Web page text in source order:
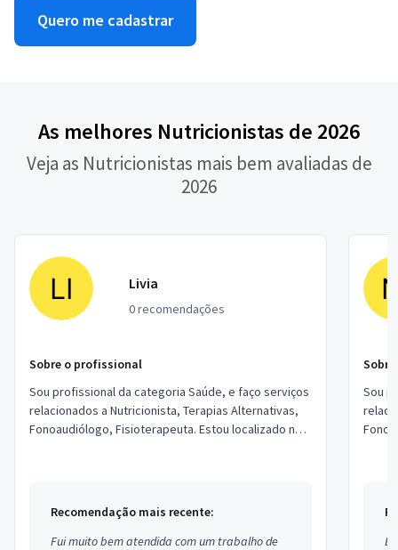
Quero me cadastrar
As melhores Nutricionistas de 2026
Veja as Nutricionistas mais bem avaliadas de
2026
Livia
0 recomendações
Sobre o profissional
Sou profissional da categoria Saúde, e faço serviços
relacionados a Nutricionista, Terapias Alternativas,
Fonoaudiólogo, Fisioterapeuta. Estou localizado no
Recomendação mais recente:
Fui muito bem atendida com um trabalho de
Sou